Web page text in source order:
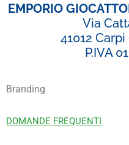
EMPORIO
Via
41012
P.IVA
Branding
DOMANDE FREQUENTI